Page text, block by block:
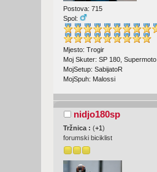
Postova: 715
Spol:
Mjesto: Trogir
Moj Skuter: SP 180, Supermoto
MojSetup: SabijatoR
MojSpuh: Malossi
nidjo180sp
Tržnica :(+1)
forumski biciklist